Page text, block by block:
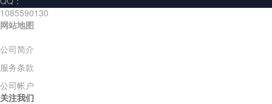
1085590130
网站地图
公司简介
服务条款
公司帐户
关注我们